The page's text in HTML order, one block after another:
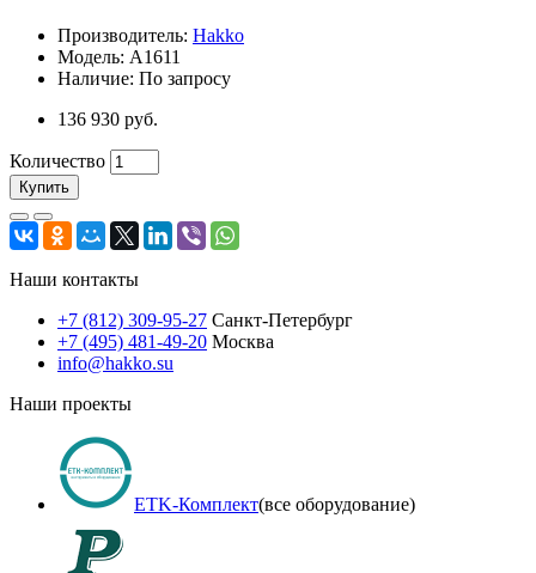
Производитель: Hakko
Модель: A1611
Наличие: По запросу
136 930 руб.
Количество
Купить
Наши контакты
+7 (812) 309-95-27 Санкт-Петербург
+7 (495) 481-49-20 Москва
info@hakko.su
Наши проекты
ETK-Комплект(все оборудование)